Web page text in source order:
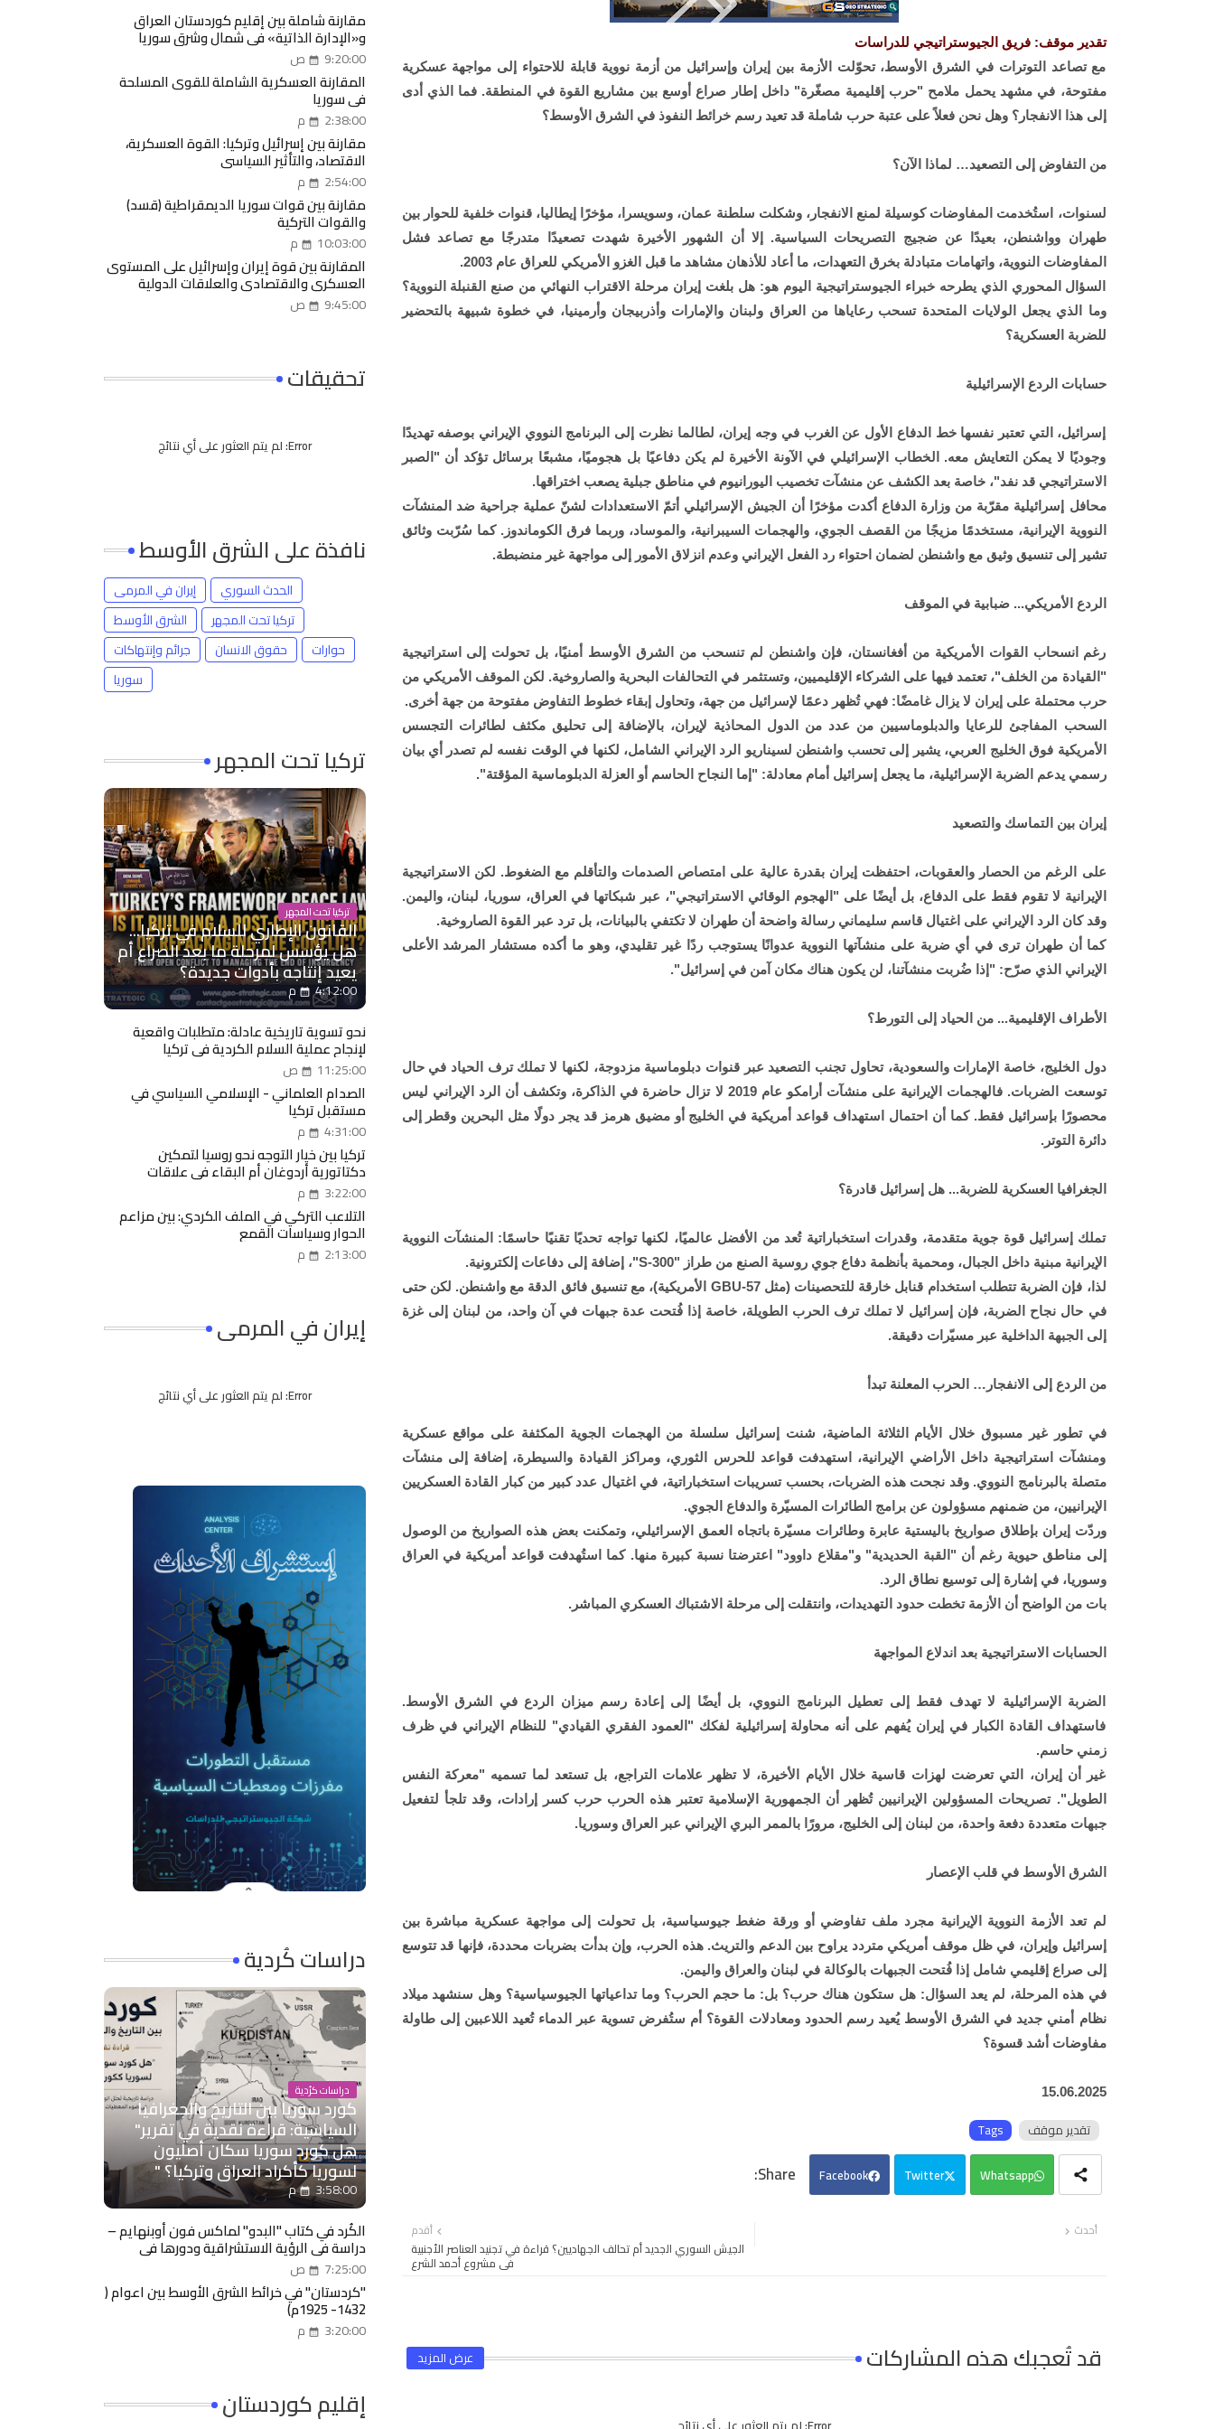
تقدير موقف: فريق الجيوستراتيجي للدراسات
مع تصاعد التوترات في الشرق الأوسط، تحوّلت الأزمة بين إيران وإسرائيل من أزمة نووية قابلة للاحتواء إلى مواجهة عسكرية
مفتوحة، في مشهد يحمل ملامح "حرب إقليمية مصغّرة" داخل إطار صراع أوسع بين مشاريع القوة في المنطقة. فما الذي أدى
إلى هذا الانفجار؟ وهل نحن فعلاً على عتبة حرب شاملة قد تعيد رسم خرائط النفوذ في الشرق الأوسط؟
من التفاوض إلى التصعيد… لماذا الآن؟
لسنوات، استُخدمت المفاوضات كوسيلة لمنع الانفجار، وشكلت سلطنة عمان، وسويسرا، مؤخرًا إيطاليا، قنوات خلفية للحوار بين
طهران وواشنطن، بعيدًا عن ضجيج التصريحات السياسية. إلا أن الشهور الأخيرة شهدت تصعيدًا متدرجًا مع تصاعد فشل
المفاوضات النووية، واتهامات متبادلة بخرق التعهدات، ما أعاد للأذهان مشاهد ما قبل الغزو الأمريكي للعراق عام 2003.
السؤال المحوري الذي يطرحه خبراء الجيوستراتيجية اليوم هو: هل بلغت إيران مرحلة الاقتراب النهائي من صنع القنبلة النووية؟
وما الذي يجعل الولايات المتحدة تسحب رعاياها من العراق ولبنان والإمارات وأذربيجان وأرمينيا، في خطوة شبيهة بالتحضير
للضربة العسكرية؟
حسابات الردع الإسرائيلية
إسرائيل، التي تعتبر نفسها خط الدفاع الأول عن الغرب في وجه إيران، لطالما نظرت إلى البرنامج النووي الإيراني بوصفه تهديدًا
وجوديًا لا يمكن التعايش معه. الخطاب الإسرائيلي في الآونة الأخيرة لم يكن دفاعيًا بل هجوميًا، مشبعًا برسائل تؤكد أن "الصبر
الاستراتيجي قد نفد"، خاصة بعد الكشف عن منشآت تخصيب اليورانيوم في مناطق جبلية يصعب اختراقها.
محافل إسرائيلية مقرّبة من وزارة الدفاع أكدت مؤخرًا أن الجيش الإسرائيلي أتمّ الاستعدادات لشنّ عملية جراحية ضد المنشآت
النووية الإيرانية، مستخدمًا مزيجًا من القصف الجوي، والهجمات السيبرانية، والموساد، وربما فرق الكوماندوز. كما سُرّبت وثائق
تشير إلى تنسيق وثيق مع واشنطن لضمان احتواء رد الفعل الإيراني وعدم انزلاق الأمور إلى مواجهة غير منضبطة.
الردع الأمريكي... ضبابية في الموقف
رغم انسحاب القوات الأمريكية من أفغانستان، فإن واشنطن لم تنسحب من الشرق الأوسط أمنيًا، بل تحولت إلى استراتيجية
"القيادة من الخلف"، تعتمد فيها على الشركاء الإقليميين، وتستثمر في التحالفات البحرية والصاروخية. لكن الموقف الأمريكي من
حرب محتملة على إيران لا يزال غامضًا: فهي تُظهر دعمًا لإسرائيل من جهة، وتحاول إبقاء خطوط التفاوض مفتوحة من جهة أخرى.
السحب المفاجئ للرعايا والدبلوماسيين من عدد من الدول المحاذية لإيران، بالإضافة إلى تحليق مكثف لطائرات التجسس
الأمريكية فوق الخليج العربي، يشير إلى تحسب واشنطن لسيناريو الرد الإيراني الشامل، لكنها في الوقت نفسه لم تصدر أي بيان
رسمي يدعم الضربة الإسرائيلية، ما يجعل إسرائيل أمام معادلة: "إما النجاح الحاسم أو العزلة الدبلوماسية المؤقتة".
إيران بين التماسك والتصعيد
على الرغم من الحصار والعقوبات، احتفظت إيران بقدرة عالية على امتصاص الصدمات والتأقلم مع الضغوط. لكن الاستراتيجية
الإيرانية لا تقوم فقط على الدفاع، بل أيضًا على "الهجوم الوقائي الاستراتيجي"، عبر شبكاتها في العراق، سوريا، لبنان، واليمن.
وقد كان الرد الإيراني على اغتيال قاسم سليماني رسالة واضحة أن طهران لا تكتفي بالبيانات، بل ترد عبر القوة الصاروخية.
كما أن طهران ترى في أي ضربة على منشآتها النووية عدوانًا يستوجب ردًا غير تقليدي، وهو ما أكده مستشار المرشد الأعلى
الإيراني الذي صرّح: "إذا ضُربت منشآتنا، لن يكون هناك مكان آمن في إسرائيل".
الأطراف الإقليمية... من الحياد إلى التورط؟
دول الخليج، خاصة الإمارات والسعودية، تحاول تجنب التصعيد عبر قنوات دبلوماسية مزدوجة، لكنها لا تملك ترف الحياد في حال
توسعت الضربات. فالهجمات الإيرانية على منشآت أرامكو عام 2019 لا تزال حاضرة في الذاكرة، وتكشف أن الرد الإيراني ليس
محصورًا بإسرائيل فقط. كما أن احتمال استهداف قواعد أمريكية في الخليج أو مضيق هرمز قد يجر دولًا مثل البحرين وقطر إلى
دائرة التوتر.
الجغرافيا العسكرية للضربة... هل إسرائيل قادرة؟
تملك إسرائيل قوة جوية متقدمة، وقدرات استخباراتية تُعد من الأفضل عالميًا، لكنها تواجه تحديًا تقنيًا حاسمًا: المنشآت النووية
الإيرانية مبنية داخل الجبال، ومحمية بأنظمة دفاع جوي روسية الصنع من طراز "S-300"، إضافة إلى دفاعات إلكترونية.
لذا، فإن الضربة تتطلب استخدام قنابل خارقة للتحصينات (مثل GBU-57 الأمريكية)، مع تنسيق فائق الدقة مع واشنطن. لكن حتى
في حال نجاح الضربة، فإن إسرائيل لا تملك ترف الحرب الطويلة، خاصة إذا فُتحت عدة جبهات في آن واحد، من لبنان إلى غزة
إلى الجبهة الداخلية عبر مسيّرات دقيقة.
من الردع إلى الانفجار… الحرب المعلنة تبدأ
في تطور غير مسبوق خلال الأيام الثلاثة الماضية، شنت إسرائيل سلسلة من الهجمات الجوية المكثفة على مواقع عسكرية
ومنشآت استراتيجية داخل الأراضي الإيرانية، استهدفت قواعد للحرس الثوري، ومراكز القيادة والسيطرة، إضافة إلى منشآت
متصلة بالبرنامج النووي. وقد نجحت هذه الضربات، بحسب تسريبات استخباراتية، في اغتيال عدد كبير من كبار القادة العسكريين
الإيرانيين، من ضمنهم مسؤولون عن برامج الطائرات المسيّرة والدفاع الجوي.
وردّت إيران بإطلاق صواريخ باليستية عابرة وطائرات مسيّرة باتجاه العمق الإسرائيلي، وتمكنت بعض هذه الصواريخ من الوصول
إلى مناطق حيوية رغم أن "القبة الحديدية" و"مقلاع داوود" اعترضتا نسبة كبيرة منها. كما استُهدفت قواعد أمريكية في العراق
وسوريا، في إشارة إلى توسيع نطاق الرد.
بات من الواضح أن الأزمة تخطت حدود التهديدات، وانتقلت إلى مرحلة الاشتباك العسكري المباشر.
الحسابات الاستراتيجية بعد اندلاع المواجهة
الضربة الإسرائيلية لا تهدف فقط إلى تعطيل البرنامج النووي، بل أيضًا إلى إعادة رسم ميزان الردع في الشرق الأوسط.
فاستهداف القادة الكبار في إيران يُفهم على أنه محاولة إسرائيلية لفكك "العمود الفقري القيادي" للنظام الإيراني في ظرف
زمني حاسم.
غير أن إيران، التي تعرضت لهزات قاسية خلال الأيام الأخيرة، لا تظهر علامات التراجع، بل تستعد لما تسميه "معركة النفس
الطويل". تصريحات المسؤولين الإيرانيين تُظهر أن الجمهورية الإسلامية تعتبر هذه الحرب حرب كسر إرادات، وقد تلجأ لتفعيل
جبهات متعددة دفعة واحدة، من لبنان إلى الخليج، مرورًا بالممر البري الإيراني عبر العراق وسوريا.
الشرق الأوسط في قلب الإعصار
لم تعد الأزمة النووية الإيرانية مجرد ملف تفاوضي أو ورقة ضغط جيوسياسية، بل تحولت إلى مواجهة عسكرية مباشرة بين
إسرائيل وإيران، في ظل موقف أمريكي متردد يراوح بين الدعم والتريث. هذه الحرب، وإن بدأت بضربات محددة، فإنها قد تتوسع
إلى صراع إقليمي شامل إذا فُتحت الجبهات بالوكالة في لبنان والعراق واليمن.
في هذه المرحلة، لم يعد السؤال: هل ستكون هناك حرب؟ بل: ما حجم الحرب؟ وما تداعياتها الجيوسياسية؟ وهل سنشهد ميلاد
نظام أمني جديد في الشرق الأوسط يُعيد رسم الحدود ومعادلات القوة؟ أم ستُفرض تسوية عبر الدماء تُعيد اللاعبين إلى طاولة
مفاوضات أشد قسوة؟
15.06.2025
Tags تقدير موقف
Facebook Twitter Whatsapp
أحدث أقدم
الجيش السوري الجديد أم تحالف الجهاديين؟ قراءة في تجنيد العناصر الأجنبية
في مشروع أحمد الشرع
قد تُعجبك هذه المشاركات عرض المزيد
مقارنة شاملة بين إقليم كوردستان العراق
و«الإدارة الذاتية» في شمال وشرق سوريا
9:20:00 ص
المقارنة العسكرية الشاملة للقوى المسلحة
في سوريا
2:38:00 م
مقارنة بين إسرائيل وتركيا: القوة العسكرية،
الاقتصاد، والتأثير السياسي
2:54:00 م
مقارنة بين قوات سوريا الديمقراطية (قسد)
والقوات التركية
10:03:00 م
المقارنة بين قوة إيران وإسرائيل على المستوى
العسكري والاقتصادي والعلاقات الدولية
9:45:00 ص
تحقيقات
Error: لم يتم العثور على أي نتائج
نافذة على الشرق الأوسط
إيران في المرمى
الحدث السوري
الشرق الأوسط
تركيا تحت المجهر
جرائم وإنتهاكات
حقوق الانسان
حوارات
سوريا
تركيا تحت المجهر
تركيا تحت المجهر
القانون الإطاري للسلام في تركيا...
هل يؤسس لمرحلة ما بعد الصراع أم
يعيد إنتاجه بأدوات جديدة؟
4:12:00 م
نحو تسوية تاريخية عادلة: متطلبات واقعية
لإنجاح عملية السلام الكردية في تركيا
11:25:00 ص
الصدام العلماني - الإسلامي السياسي في
مستقبل تركيا
4:31:00 م
تركيا بين خيار التوجه نحو روسيا لتمكين
دكتاتورية أردوغان أم البقاء في علاقات
إستراتيجية مع الغرب؟
3:22:00 م
التلاعب التركي في الملف الكردي: بين مزاعم
الحوار وسياسات القمع
2:13:00 م
إيران في المرمى
Error: لم يتم العثور على أي نتائج
دراسات كُردية
دراسات كرُدية
كورد سوريا بين التاريخ والجغرافيا
السياسية: قراءة نقدية في تقرير"
هل كورد سوريا سكان أصليون
لسوريا كأكراد العراق وتركيا؟ "
3:58:00 م
الكُرد في كتاب "البدو" لماكس فون أوبنهايم –
دراسة في الرؤية الاستشراقية ودورها في
توثيق الذاكرة القومية
7:25:00 ص
"كردستان" في خرائط الشرق الأوسط بين اعوام (
1432- 1925م)
3:20:00 م
إقليم كوردستان